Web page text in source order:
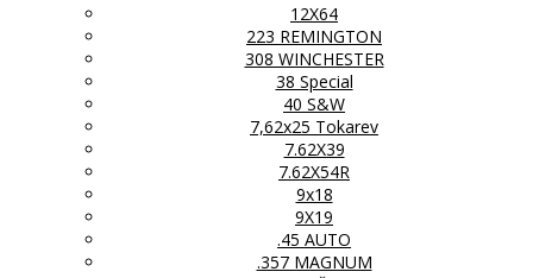
12X64
223 REMINGTON
308 WINCHESTER
38 Special
40 S&W
7,62x25 Tokarev
7.62X39
7.62X54R
9x18
9X19
.45 AUTO
.357 MAGNUM